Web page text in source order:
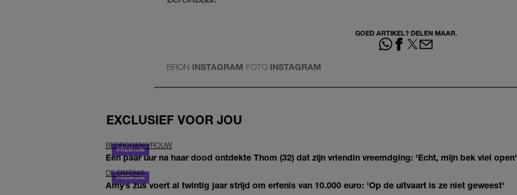
GOED ARTIKEL? DELEN MAAR.
BRON INSTAGRAM FOTO INSTAGRAM
EXCLUSIEF VOOR JOU
BEDROGEN VROUW
Een paar uur na haar dood ontdekte Thom (32) dat zijn vriendin vreemdging: 'Echt, mijn bek viel open'
DE ERFENIS
Amy’s zus voert al twintig jaar strijd om erfenis van 10.000 euro: 'Op de uitvaart is ze niet geweest'